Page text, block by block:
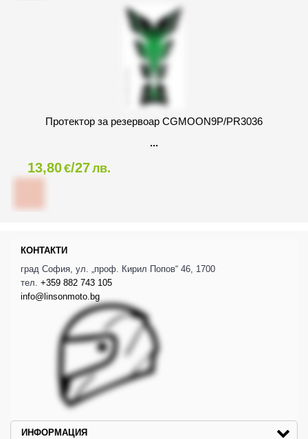
Протектор за резервоар CGMOON9P/PR3036
13,80€/27лв.
КОНТАКТИ
град София, ул. „проф. Кирил Попов“ 46, 1700
тел. +359 882 743 105
info@linsonmoto.bg
ИНФОРМАЦИЯ